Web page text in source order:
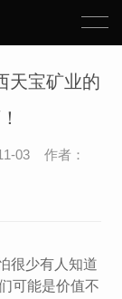
天宝矿业的
03 作者：
很少有人知道
可能是价值不